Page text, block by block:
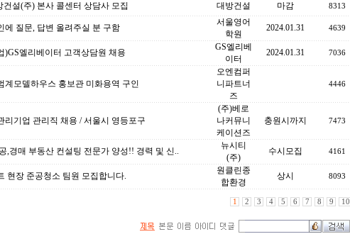
건설(주) 본사 콜센터 상담사 모집 대방건설 마감 8313
에 질문, 답변 올려주실 분 구함
서울영어
학원
2024.01.31 4639
)GS엘리베이터 고객상담원 채용
GS엘리베
이터
2024.01.31 7036
계모델하우스 홍보관 미화용역 구인
오엔컴퍼
니파트너
즈
4446
리기업 관리직 채용 / 서울시 영등포구
(주)베로
나커뮤니
케이션즈
충원시까지 7473
,경매 부동산 컨설팅 전문가 양성!! 경력 및 신..
뉴시티
(주)
수시모집 4161
현장 준공청소 팀원 모집합니다.
원클린종
합환경
상시 8093
1 2 3 4 5 6 7 8 9 10